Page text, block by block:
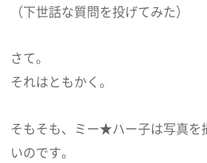
（下世話な質問を投げてみた）
さて。
それはともかく。
そもそも、ミー★ハー子は写真を
いのです。